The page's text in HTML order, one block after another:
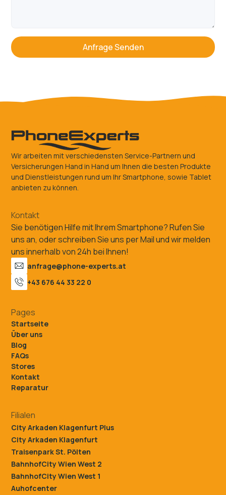
Wir arbeiten mit verschiedensten Service-Partnern und
Versicherungen Hand in Hand um Ihnen die besten Produkte
und Dienstleistungen rund um Ihr Smartphone, sowie Tablet
anbieten zu können.
Kontakt
Sie benötigen Hilfe mit Ihrem Smartphone? Rufen Sie
uns an, oder schreiben Sie uns per Mail und wir melden
uns innerhalb von 24h bei Ihnen!
anfrage@phone-experts.at
+43 676 44 33 22 0
Pages
Startseite
Über uns
Blog
FAQs
Stores
Kontakt
Reparatur
Filialen
City Arkaden Klagenfurt Plus
City Arkaden Klagenfurt
Traisenpark St. Pölten
BahnhofCity Wien West 2
BahnhofCity Wien West 1
Auhofcenter